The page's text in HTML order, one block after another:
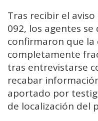
Tras recibir el
092, los agentes
confirmaron que
completamente
tras entrevistarse
recabar
aportado por
de localización del